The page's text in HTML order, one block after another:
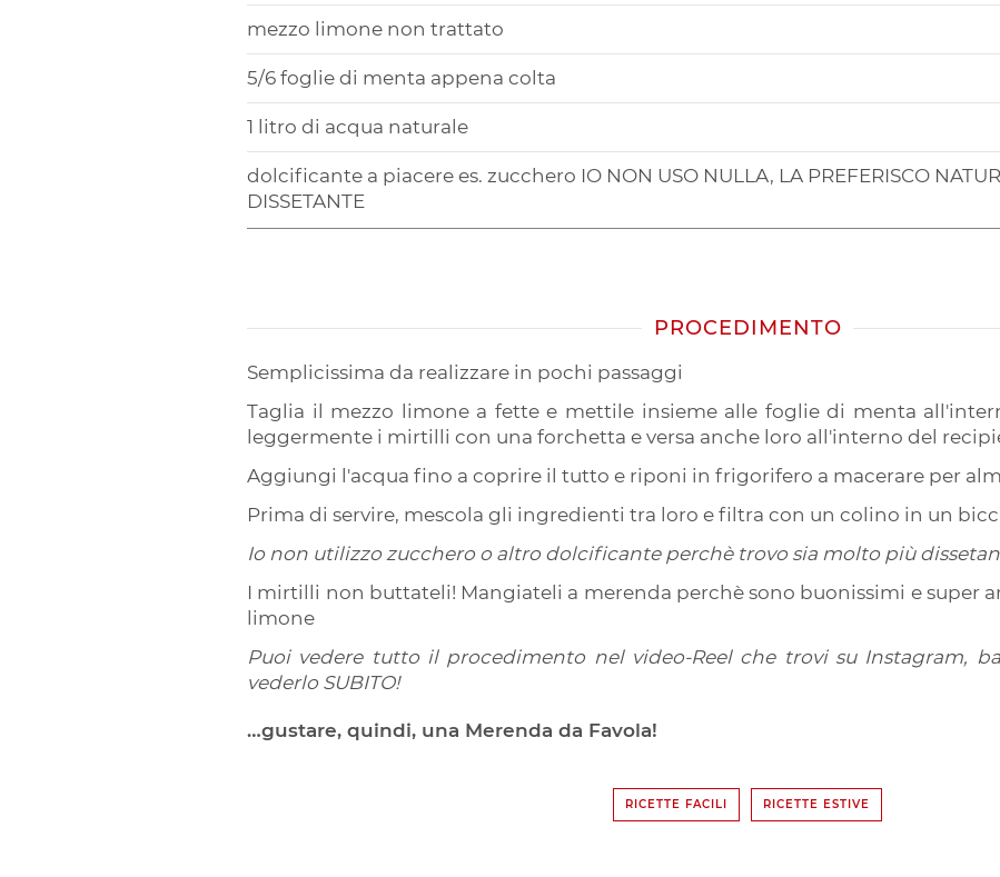
mezzo limone non trattato
5/6 foglie di menta appena colta
1 litro di acqua naturale
dolcificante a piacere es. zucchero IO NON USO NULLA, LA PREFERISCO
DISSETANTE
PROCEDIMENTO
Semplicissima da realizzare in pochi passaggi
Taglia il mezzo limone a fette e mettile insieme alle foglie di menta
leggermente i mirtilli con una forchetta e versa anche loro all'interno del
Aggiungi l'acqua fino a coprire il tutto e riponi in frigorifero a macerare per
Prima di servire, mescola gli ingredienti tra loro e filtra con un colino in un
Io non utilizzo zucchero o altro dolcificante perchè trovo sia molto più
I mirtilli non buttateli! Mangiateli a merenda perchè sono buonissimi e super
limone
Puoi vedere tutto il procedimento nel video-Reel che trovi su Instagram,
vederlo SUBITO!
…gustare, quindi, una Merenda da Favola!
RICETTE FACILI RICETTE ESTIVE